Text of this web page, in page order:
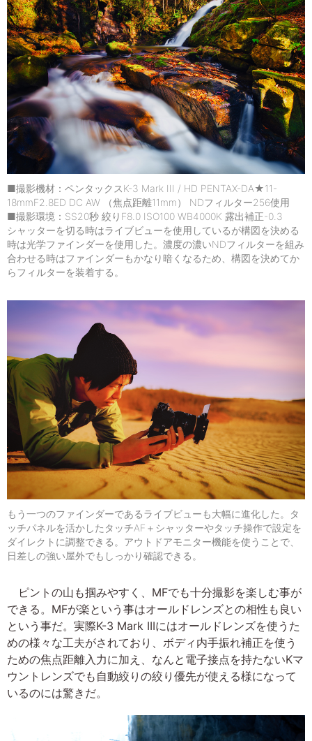
■撮影機材：ペンタックスK-3 Mark III / HD PENTAX-DA★11-
18mmF2.8ED DC AW （焦点距離11mm） NDフィルター256使用
■撮影環境：SS20秒 絞りF8.0 ISO100 WB4000K 露出補正-0.3
シャッターを切る時はライブビューを使用しているが構図を決める
時は光学ファインダーを使用した。濃度の濃いNDフィルターを組み
合わせる時はファインダーもかなり暗くなるため、構図を決めてか
らフィルターを装着する。
もう一つのファインダーであるライブビューも大幅に進化した。タ
ッチパネルを活かしたタッチAF＋シャッターやタッチ操作で設定を
ダイレクトに調整できる。アウトドアモニター機能を使うことで、
日差しの強い屋外でもしっかり確認できる。
ピントの山も掴みやすく、MFでも十分撮影を楽しむ事が
できる。MFが楽という事はオールドレンズとの相性も良い
という事だ。実際K-3 Mark IIIにはオールドレンズを使うた
めの様々な工夫がされており、ボディ内手振れ補正を使う
ための焦点距離入力に加え、なんと電子接点を持たないKマ
ウントレンズでも自動絞りの絞り優先が使える様になって
いるのには驚きだ。